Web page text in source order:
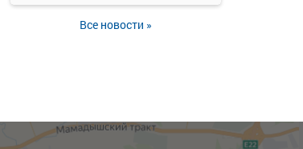
Все новости »